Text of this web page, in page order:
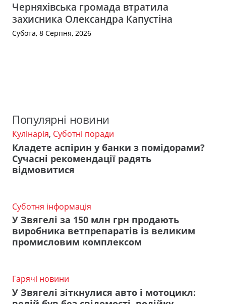
Черняхівська громада втратила
захисника Олександра Капустіна
Субота, 8 Серпня, 2026
Популярні новини
Кулінарія, Суботні поради
Кладете аспірин у банки з помідорами?
Сучасні рекомендації радять
відмовитися
Суботня інформація
У Звягелі за 150 млн грн продають
виробника ветпрепаратів із великим
промисловим комплексом
Гарячі новини
У Звягелі зіткнулися авто і мотоцикл: